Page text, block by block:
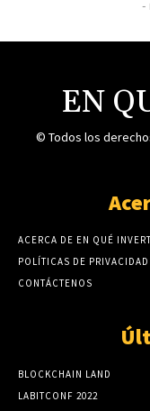
-
EN
© Todos los
ACERCA DE EN QUÉ
POLÍTICAS DE PRIVACIDAD
CONTÁCTENOS
BLOCKCHAIN LAND
LABITCONF 2022